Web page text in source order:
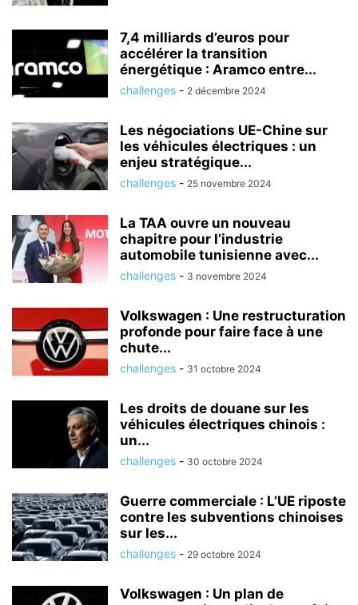
7,4 milliards d’euros pour
accélérer la transition
énergétique : Aramco entre...
challenges - 2 décembre 2024
Les négociations UE-Chine sur
les véhicules électriques : un
enjeu stratégique...
challenges - 25 novembre 2024
La TAA ouvre un nouveau
chapitre pour l’industrie
automobile tunisienne avec...
challenges - 3 novembre 2024
Volkswagen : Une restructuration
profonde pour faire face à une
chute...
challenges - 31 octobre 2024
Les droits de douane sur les
véhicules électriques chinois :
un...
challenges - 30 octobre 2024
Guerre commerciale : L’UE riposte
contre les subventions chinoises
sur les...
challenges - 29 octobre 2024
Volkswagen : Un plan de